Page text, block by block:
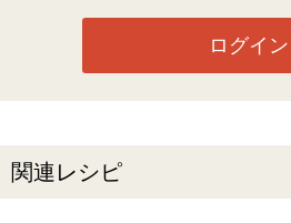
ログイン
関連レシピ